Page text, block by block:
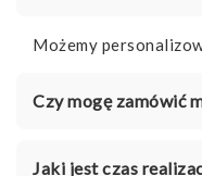
Możemy
Czy mogę zamówić
Jaki jest czas